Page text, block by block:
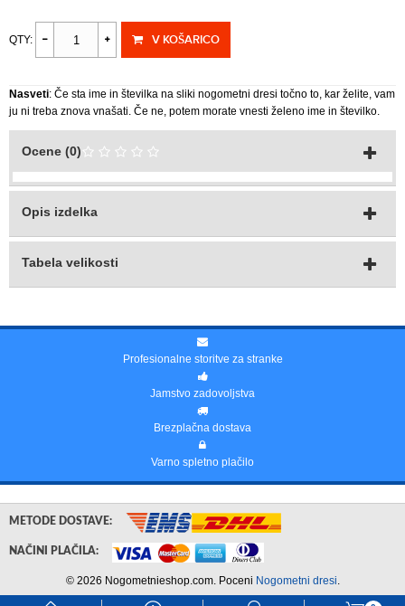
QTY: V KOŠARICO
Nasveti: Če sta ime in številka na sliki nogometni dresi točno to, kar želite, vam
ju ni treba znova vnašati. Če ne, potem morate vnesti želeno ime in številko.
Ocene (0)
Opis izdelka
Tabela velikosti
Profesionalne storitve za stranke
Jamstvo zadovoljstva
Brezplačna dostava
Varno spletno plačilo
METODE DOSTAVE:
NAČINI PLAČILA:
© 2026 Nogometnieshop.com. Poceni Nogometni dresi.